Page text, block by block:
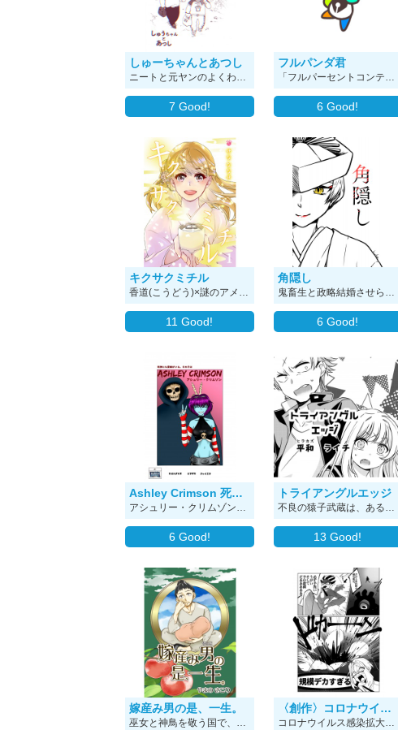
しゅーちゃんとあつし
ニートと元ヤンのよくわからない日常ギャグ漫画です。
7 Good!
フルパンダ君
「フルパーセントコンテスト2021」応募作品 フルパーセントパンダの「フルパンダ君」です。 「ｆ」のアホ毛に「％」を模した顔を持つパンダです。 #フルパセントコンテスト2021春
6 Good!
キクサクミチル
香道(こうどう)×謎のアメリカ人観光客！×香のプリンスさま！ 遍みちるは京都こうしょうどう香照堂の一人娘。 幼なじみで香道界のプリンス・清隆のいけずに 負けず、家業の手伝いに勤しむ毎日。 ある日店にやってきたイケメン外国人が、 ある香りを探していて… そして彼の正体は…！？ 恋ってどんな香りなの？ 京都を舞台に恋と家業をかけた 香道ラブストーリー、はじまります！
11 Good!
角隠し
鬼畜生と政略結婚させられた花嫁の話。 角隠しの意味を知った際に滾り、いつか描きたいと思っていたネタです 2020年の読み切り漫画です。
6 Good!
Ashley Crimson 死神の愛娘アシュリー・クリムゾン
アシュリー・クリムゾンのクレイジーな冒険ジェようこそ！ アシュリーは死神である父の仕事を引き継いで魂を集めようとするが、クレイジーで気まぐれなアシュリーが普通に仕事をこなせるはずもなく… メキシコ人作家チェコ・セルバンテスの処女作。画はムラサキ。ベテラン絵師のシャイエラによってキャラクターデザインされた、1話完結型のギャグ漫画。
6Good!
トライアングルエッジ
不良の猿子武蔵は、ある日突然女になっちゃって！？ そしたらあいつに一目惚れされちゃって！？ キャラクター達の恋愛模様や友情を、描いていきます。 読み切り用に描いたネームを何話かに分けてアップしていこうと思います。 楽しんでもらえたら嬉しいです。
13 Good!
嫁産み男の是、一生。
巫女と神鳥を敬う国で、日々せっせと働く"嫁募集中"の悠(ゆう・男)－。『嫁が欲しい』そう願った彼の元に訪れたのは――…！？ 神鳥伝説＋ゆるコメ(＋愛？)ファンタジー開幕！！
〈創作〉コロナウイルス感染拡大予防漫画
コロナウイルス感染拡大防止の活動で描いた漫画です。 ウイルスをモンスターとして主人公２人が感染拡大予防を呼びかけながら戦います。